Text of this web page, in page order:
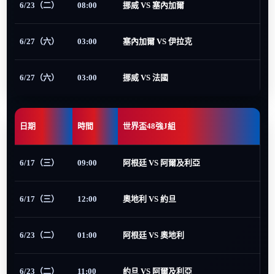
6/23（二） 08:00 挪威 VS 塞內加爾
6/27（六） 03:00 塞內加爾 VS 伊拉克
6/27（六） 03:00 挪威 VS 法國
日期 時間 世界盃48強J組
6/17（三） 09:00 阿根廷 VS 阿爾及利亞
6/17（三） 12:00 奧地利 VS 約旦
6/23（二） 01:00 阿根廷 VS 奧地利
6/23（二） 11:00 約旦 VS 阿爾及利亞